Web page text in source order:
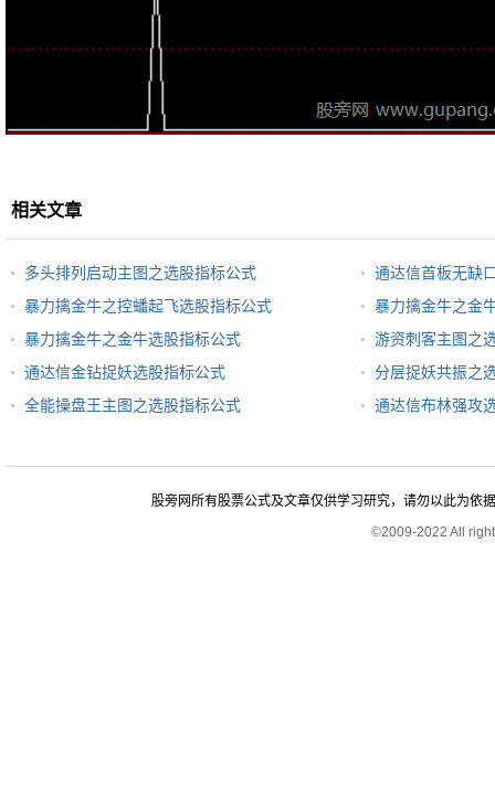
相关文章
多头排列启动主图之选股指标公式
通达信首板无缺
暴力擒金牛之控蟠起飞选股指标公式
暴力擒金牛之金
暴力擒金牛之金牛选股指标公式
游资刺客主图之
通达信金钻捉妖选股指标公式
分层捉妖共振之
全能操盘王主图之选股指标公式
通达信布林强攻
股旁网所有股票公式及文章仅供学习研究，请勿以此为依
©2009-2022 All